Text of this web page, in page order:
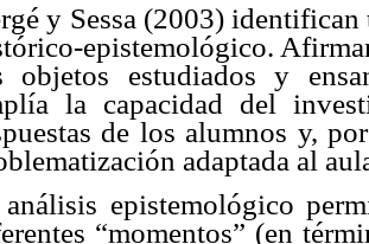
y Sessa (2003)
epistemológico.
objetos estudiados y
la capacidad del
de los alumnos y,
adaptada al
epistemológico
“momentos” (en